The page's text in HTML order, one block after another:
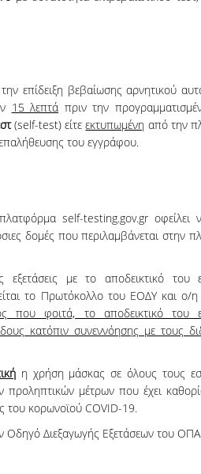
επίδειξη βεβαίωσης αρνητικού
15 λεπτά πριν την
(self-test) είτεεκτυπωμένη από την
του εγγράφου.
self-testing.gov.gr οφείλει
δομές που περιλαμβάνεται στην
με το αποδεικτικό του
το Πρωτόκολλο του ΕΟΔΥ και ο/η
που φοιτά, το αποδεικτικό του
κατόπιν συνεννόησης με τους
η χρήση μάσκας σε όλους τους
μέτρων που έχει
του κορωνοϊού COVID-19.
Οδηγό Διεξαγωγής Εξετάσεων του
gained knowledge
'real' economy,
business research
technology. At the